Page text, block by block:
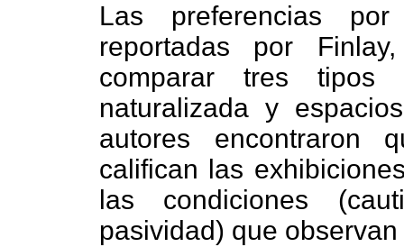
Las preferencias
reportadas por
comparar tres tipos
naturalizada y
autores encontraron
califican las
las condiciones
pasividad) que